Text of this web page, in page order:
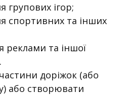
групових ігор;
спортивних та інших
реклами та іншої
доріжок (або
або створювати